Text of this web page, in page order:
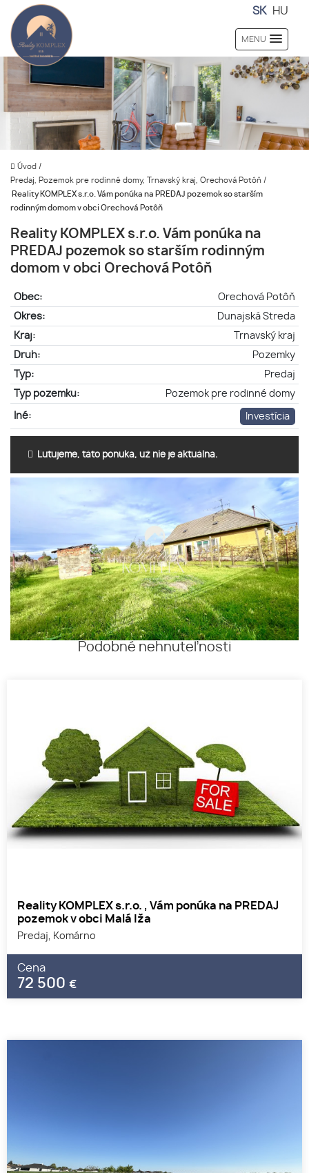
SK HU
MENU
Úvod /
Predaj, Pozemok pre rodinné domy, Trnavský kraj, Orechová Potôň /
Reality KOMPLEX s.r.o. Vám ponúka na PREDAJ pozemok so starším
rodinným domom v obci Orechová Potôň
Reality KOMPLEX s.r.o. Vám ponúka na
PREDAJ pozemok so starším rodinným
domom v obci Orechová Potôň
Obec:
Orechová Potôň
Okres:
Dunajská Streda
Kraj:
Trnavský kraj
Druh:
Pozemky
Typ:
Predaj
Typ pozemku:
Pozemok pre rodinné domy
Iné: Investícia
Ľutujeme, táto ponuka, už nie je aktuálna.
Podobné nehnuteľnosti
Reality KOMPLEX s.r.o. , Vám ponúka na PREDAJ
pozemok v obci Malá Iža
Predaj, Komárno
Cena
72 500 €